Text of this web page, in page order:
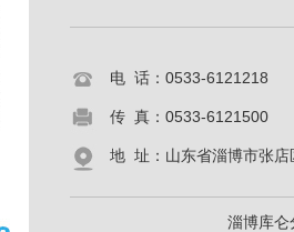
电 话：0533-6121218
传 真：0533-6121500
地 址：山东省淄博市张
淄博库